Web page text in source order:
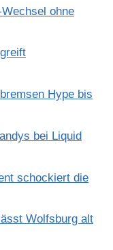
ohne
Hype bis
bei Liquid
schockiert die
Wolfsburg alt